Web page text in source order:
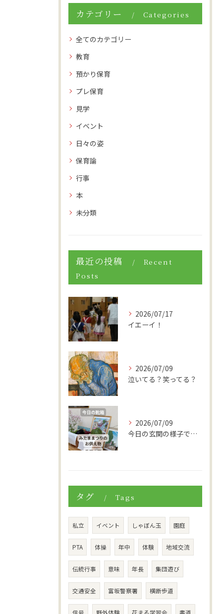
カテゴリー Categories
全てのカテゴリー
教育
預かり保育
プレ保育
見学
イベント
日々の姿
保育論
行事
本
未分類
最近の投稿
Recent
Posts
2026/07/17
イエーイ！
2026/07/09
泣いてる？笑ってる？
2026/07/09
今日の玄関の様子です。
タグ Tags
私立 イベント しゃぼん玉 園庭
PTA 体操 年中 体験 地域交流
伝統行事 意味 年長 集団遊び
交通安全 富坂警察署 横断歩道